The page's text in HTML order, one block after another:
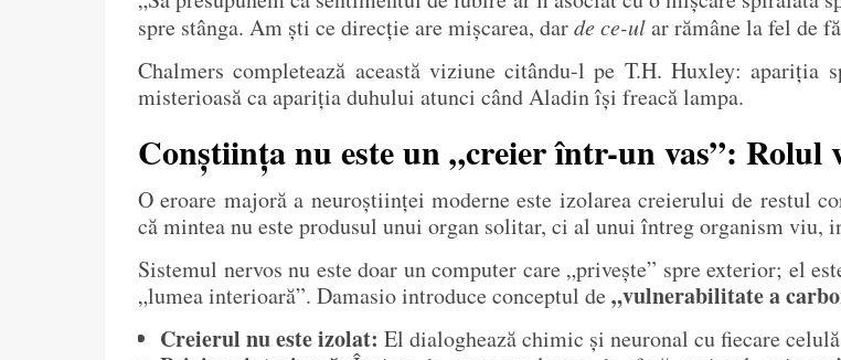
spre stânga. Am ști ce direcție are mișcarea, darde ce-ular rămâne la fel de
Chalmers completează această viziune citându-l pe T.H. Huxley:
misterioasă ca apariția duhului atunci când Aladin își freacă lampa.
Conștiința nu este un „creier într-un vas”:
O eroare majoră a neuroștiinței moderne este izolarea creierului de restul
că mintea nu este produsul unui organ solitar, ci al unui întreg organism viu,
Sistemul nervos nu este doar un computer care „privește” spre exterior; el
„lumea interioară”. Damasio introduce conceptul de„vulnerabilitate a
Creierul nu este izolat: El dialoghează chimic și neuronal cu fiecare